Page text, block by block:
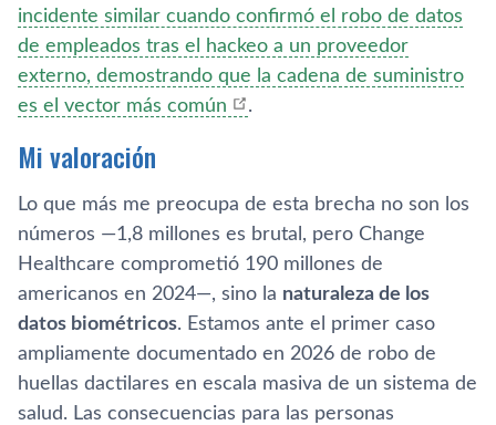
incidente similar cuando confirmó el robo de datos
de empleados tras el hackeo a un proveedor
externo, demostrando que la cadena de suministro
es el vector más común
.
Mi valoración
Lo que más me preocupa de esta brecha no son los
números —1,8 millones es brutal, pero Change
Healthcare comprometió 190 millones de
americanos en 2024—, sino la naturaleza de los
datos biométricos. Estamos ante el primer caso
ampliamente documentado en 2026 de robo de
huellas dactilares en escala masiva de un sistema de
salud. Las consecuencias para las personas